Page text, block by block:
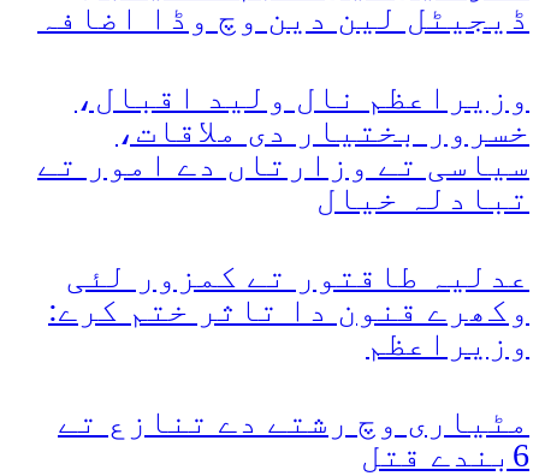
ڈیجیٹل لین دین وچ وڈا اضافہ
وزیراعظم نال ولید اقبال،
خسرور بختیار دی ملاقات،
سیاسی تے وزارتاں دے امور تے
تبادلہ خیال
عدلیہ طاقتور تے کمزور لئی
وکھرے قنون دا تاثر ختم کرے:
وزیراعظم
مٹیاری وچ رشتے دے تنازع تے
6بندے قتل